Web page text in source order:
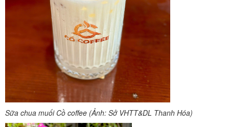
Sữa chua muối Cồ coffee (Ảnh: Sở VHTT&DL Thanh Hóa)